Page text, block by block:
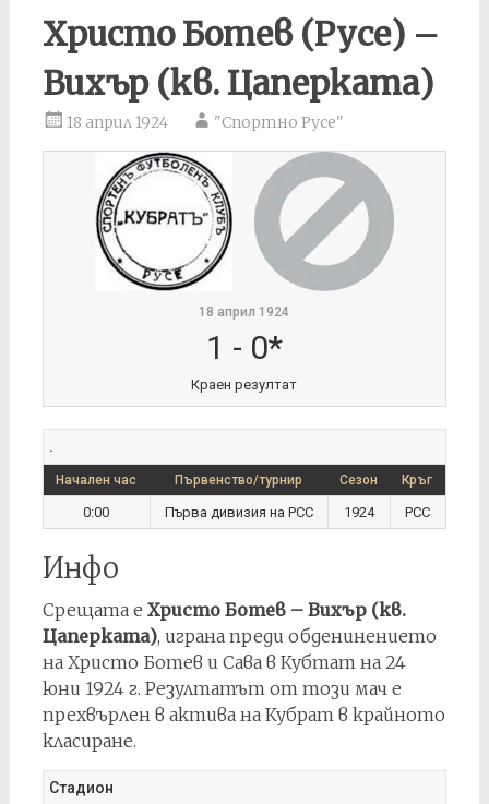
Христо Ботев (Русе) –
Вихър (кв. Цаперката)
18 април 1924 "Спортно Русе"
18 април 1924
1 - 0*
Краен резултат
.
Начален час Първенство/турнир Сезон Кръг
0:00 Първа дивизия на РСС 1924 РСС
Инфо
Срещата е Христо Ботев – Вихър (кв.
Цаперката), играна преди обденинението
на Христо Ботев и Сава в Кубтат на 24
юни 1924 г. Резултатът от този мач е
прехвърлен в актива на Кубрат в крайното
класиране.
Стадион